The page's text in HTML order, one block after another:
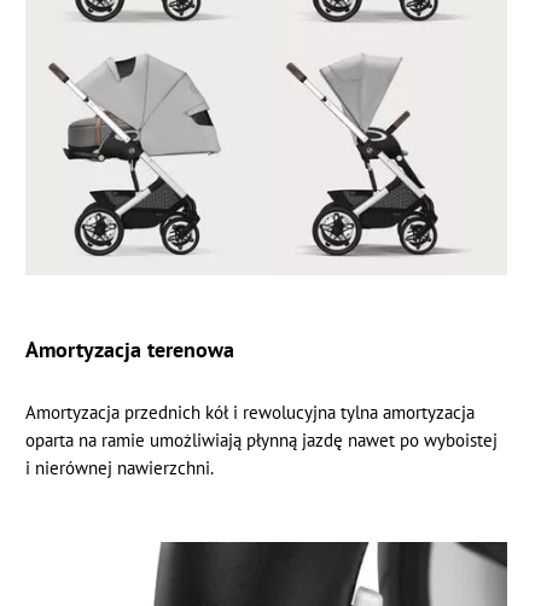
Amortyzacja terenowa
Amortyzacja przednich kół i rewolucyjna tylna amortyzacja
oparta na ramie umożliwiają płynną jazdę nawet po wyboistej
i nierównej nawierzchni.